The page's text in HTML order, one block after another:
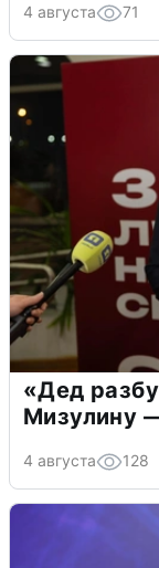
4 августа 71
«Дед
Мизулину
4 августа 128